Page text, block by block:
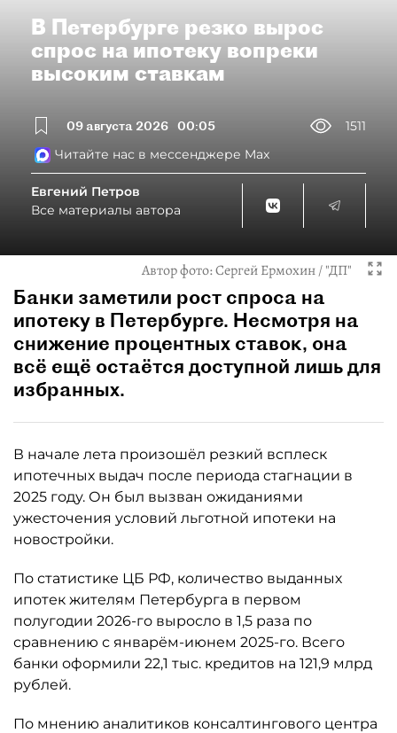
В Петербурге резко вырос
спрос на ипотеку вопреки
высоким ставкам
09 августа 2026 00:05
1511
Читайте нас в мессенджере Max
Евгений Петров
Все материалы автора
Автор фото:Сергей Ермохин / "ДП"
Банки заметили рост спроса на
ипотеку в Петербурге. Несмотря на
снижение процентных ставок, она
всё ещё остаётся доступной лишь для
избранных.
В начале лета произошёл резкий всплеск
ипотечных выдач после периода стагнации в
2025 году. Он был вызван ожиданиями
ужесточения условий льготной ипотеки на
новостройки.
По статистике ЦБ РФ, количество выданных
ипотек жителям Петербурга в первом
полугодии 2026-го выросло в 1,5 раза по
сравнению с январём-июнем 2025-го. Всего
банки оформили 22,1 тыс. кредитов на 121,9 млрд
рублей.
По мнению аналитиков консалтингового центра